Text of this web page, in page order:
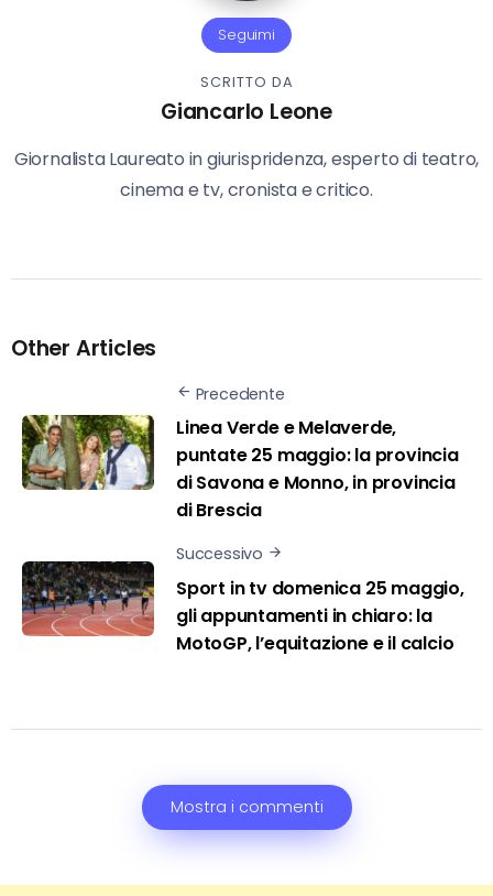
Seguimi
SCRITTO DA
Giancarlo Leone
Giornalista Laureato in giurispridenza, esperto di teatro,
cinema e tv, cronista e critico.
Other Articles
Precedente
Linea Verde e Melaverde,
puntate 25 maggio: la provincia
di Savona e Monno, in provincia
di Brescia
Successivo
Sport in tv domenica 25 maggio,
gli appuntamenti in chiaro: la
MotoGP, l’equitazione e il calcio
Mostra i commenti